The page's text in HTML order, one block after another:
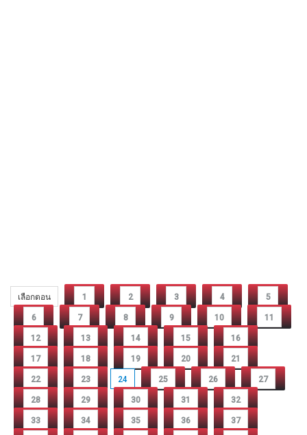
เลือกตอน 1 2 3 4 5
6 7 8 9 10 11
12 13 14 15 16
17 18 19 20 21
22 23 24 25 26 27
28 29 30 31 32
33 34 35 36 37